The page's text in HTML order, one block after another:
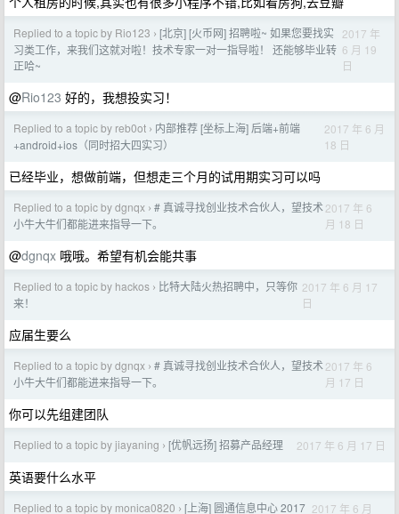
Replied to a topic by Rio123 › [北京] [火币网] 招聘啦~ 如果您要找实
习类工作，来我们这就对啦！技术专家一对一指导啦！ 还能够毕业转
正哈~
2017 年
6 月 19
日
@Rio123 好的，我想投实习！
Replied to a topic by reb0ot › 内部推荐 [坐标上海] 后端+前端
+android+ios（同时招大四实习）
2017 年 6 月
18 日
已经毕业，想做前端，但想走三个月的试用期实习可以吗
Replied to a topic by dgnqx › # 真诚寻找创业技术合伙人，望技术
小牛大牛们都能进来指导一下。
2017 年 6
月 18 日
@dgnqx 哦哦。希望有机会能共事
Replied to a topic by hackos › 比特大陆火热招聘中，只等你
来！
2017 年 6 月 17
日
应届生要么
Replied to a topic by dgnqx › # 真诚寻找创业技术合伙人，望技术
小牛大牛们都能进来指导一下。
2017 年 6
月 17 日
你可以先组建团队
Replied to a topic by jiayaning › [优帆远扬] 招募产品经理 2017 年 6 月 17 日
英语要什么水平
Replied to a topic by monica0820 › [上海] 圆通信息中心 2017 2017 年 6 月